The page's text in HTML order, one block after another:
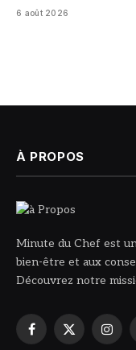
6 août 2026
À PROPOS
Minute du Chef est
bien-être et aux
Découvrez notre
Facebook
X